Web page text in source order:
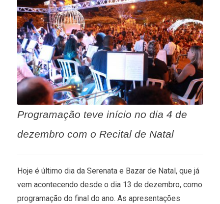
Programação teve início no dia 4 de
dezembro com o Recital de Natal
Hoje é último dia da Serenata e Bazar de Natal, que já
vem acontecendo desde o dia 13 de dezembro, como
programação do final do ano. As apresentações